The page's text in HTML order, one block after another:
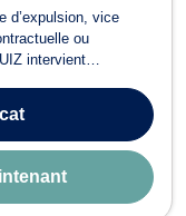
d’expulsion, vice
ou
intervient
régulièrement